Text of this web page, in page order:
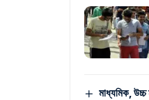
মাধ্যমিক,